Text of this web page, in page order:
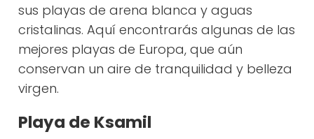
sus playas de arena blanca y aguas
cristalinas. Aquí encontrarás algunas de las
mejores playas de Europa, que aún
conservan un aire de tranquilidad y belleza
virgen.
Playa de Ksamil